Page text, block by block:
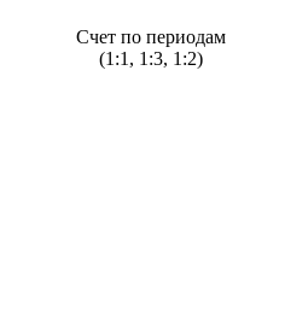
Счет по периодам
(1:1, 1:3, 1:2)